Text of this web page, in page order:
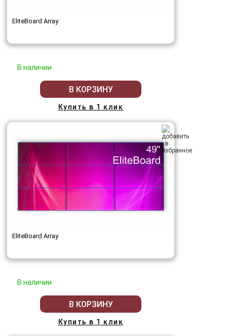
EliteBoard Array
В наличии
В КОРЗИНУ
Купить в 1 клик
EliteBoard Array
В наличии
В КОРЗИНУ
Купить в 1 клик